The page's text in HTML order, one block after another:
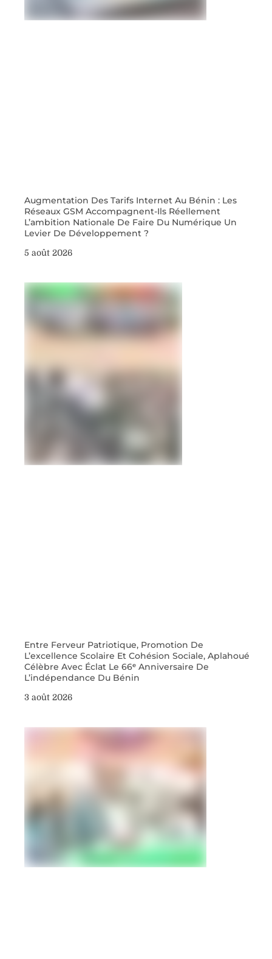
Augmentation Des Tarifs Internet Au Bénin : Les
Réseaux GSM Accompagnent-Ils Réellement
L’ambition Nationale De Faire Du Numérique Un
Levier De Développement ?
5 août 2026
Entre Ferveur Patriotique, Promotion De
L’excellence Scolaire Et Cohésion Sociale, Aplahoué
Célèbre Avec Éclat Le 66ᵉ Anniversaire De
L’indépendance Du Bénin
3 août 2026